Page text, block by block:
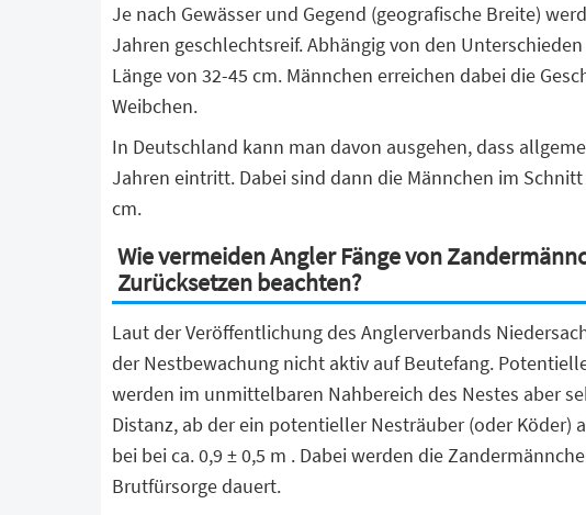
Je nach Gewässer und Gegend (geografische Breite)
Jahren geschlechtsreif. Abhängig von den
Länge von 32-45 cm. Männchen erreichen dabei die
Weibchen.
In Deutschland kann man davon ausgehen, dass
Jahren eintritt. Dabei sind dann die Männchen im Schnitt
cm.
Wie vermeiden Angler Fänge von
Zurücksetzen beachten?
Laut der Veröffentlichung des Anglerverbands
der Nestbewachung nicht aktiv auf Beutefang.
werden im unmittelbaren Nahbereich des Nestes aber
Distanz, ab der ein potentieller Nesträuber (oder
bei bei ca. 0,9 ± 0,5 m . Dabei werden die
Brutfürsorge dauert.